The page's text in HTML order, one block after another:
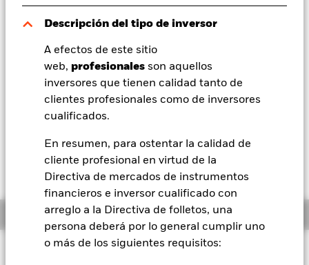
Descripción del tipo de inversor
A efectos de este sitio
web, profesionales son aquellos
inversores que tienen calidad tanto de
clientes profesionales como de inversores
cualificados.
En resumen, para ostentar la calidad de
cliente profesional en virtud de la
Directiva de mercados de instrumentos
financieros e inversor cualificado con
arreglo a la Directiva de folletos, una
persona deberá por lo general cumplir uno
o más de los siguientes requisitos:
España
Change location
BlackRock
iShares
Nuestra compañía
USD 12,64
Variación del valor liquidativo a 07 ago 2026
USD 0,04 (0,32%)
Morningstar Rating
Información general
Filosofía de inversión